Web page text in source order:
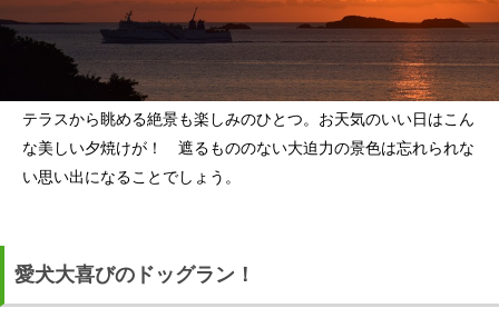
テラスから眺める絶景も楽しみのひとつ。お天気のいい日はこん
な美しい夕焼けが！ 遮るもののない大迫力の景色は忘れられな
い思い出になることでしょう。
愛犬大喜びのドッグラン！